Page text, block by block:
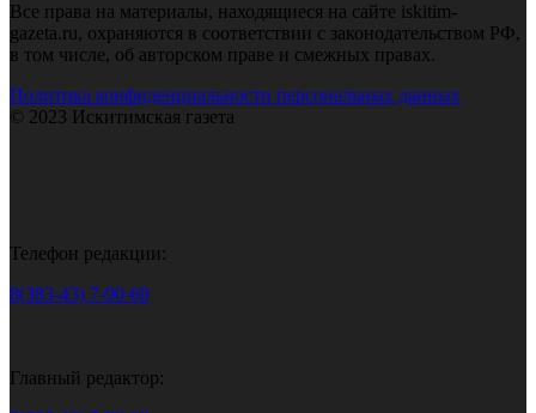
Все права на материалы, находящиеся на сайте iskitim-
gazeta.ru, охраняются в соответствии с законодательством РФ,
в том числе, об авторском праве и смежных правах.
Политика конфиденциальности персональных данных
© 2023 Искитимская газета
Телефон редакции:
8(383-43) 7-90-60
Главный редактор: